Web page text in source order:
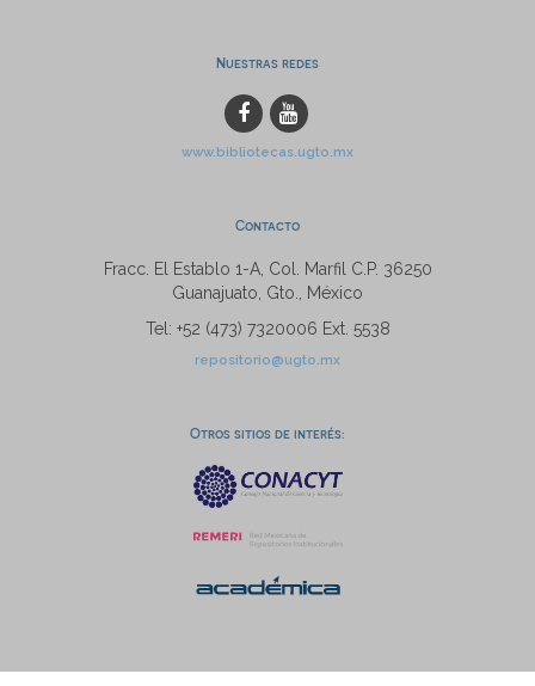
Nuestras redes
www.bibliotecas.ugto.mx
Contacto
Fracc. El Establo 1-A, Col. Marfil C.P. 36250
Guanajuato, Gto., México
Tel: +52 (473) 7320006 Ext. 5538
repositorio@ugto.mx
Otros sitios de interés: